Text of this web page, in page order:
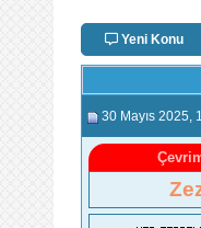
Yeni Konu
30 Mayıs 2025 ,